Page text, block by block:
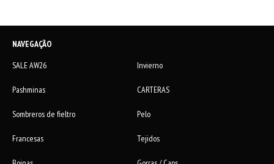
NAVEGAÇÃO
SALE AW26
Invierno
Pashminas CARTERAS
Sombreros de fieltro Pelo
Francesas Tejidos